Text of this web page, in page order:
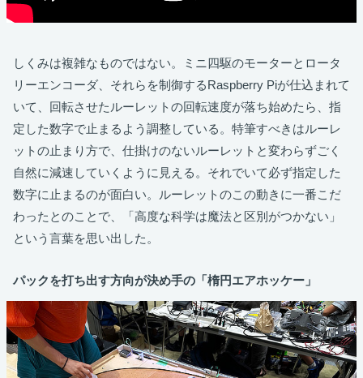
しくみは複雑なものではない。ミニ四駆のモーターとロータ
リーエンコーダ、それらを制御するRaspberry Piが仕込まれて
いて、回転させたルーレットの回転速度が落ち始めたら、指
定した数字で止まるよう調整している。特筆すべきはルーレ
ットの止まり方で、仕掛けのないルーレットと変わらずごく
自然に減速していくように見える。それでいて必ず指定した
数字に止まるのが面白い。ルーレットのこの動きに一番こだ
わったとのことで、「高度な科学は魔法と区別がつかない」
という言葉を思い出した。
パックを打ち出す方向が決め手の「楕円エアホッケー」